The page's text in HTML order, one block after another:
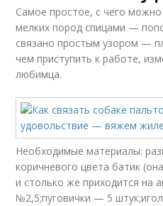
Самое простое, с чего
мелких пород спицами —
связано простым узором —
чем приступить к работе,
любимца.
Необходимые материалы:
коричневого цвета батик
и столько же приходится на
№2,5;пуговички — 5